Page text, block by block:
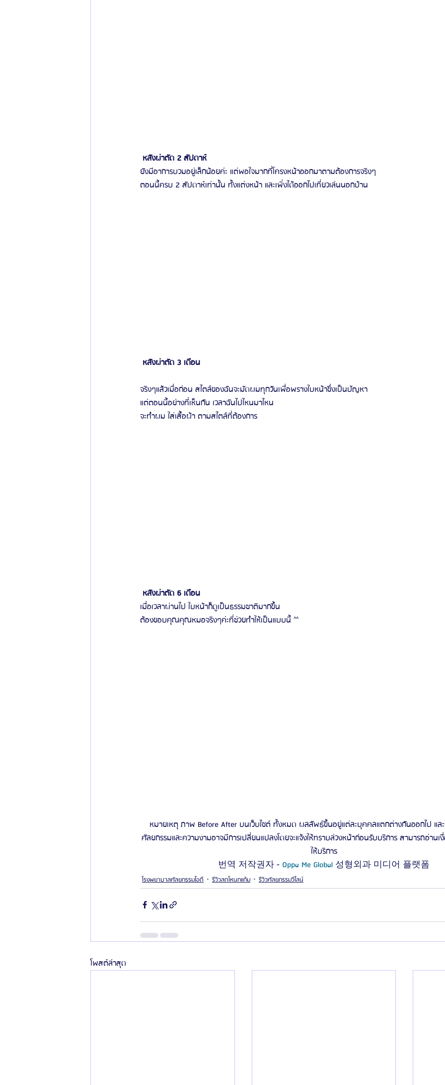
หลังผ่าตัด 2 สัปดาห์
ยังมีอาการบวมอยู่เล็กน้อยค่ะ แต่พอใจมากที่โครงหน้าออกมาตามต้องการจริงๆ
ตอนนี้ครบ 2 สัปดาห์เท่านั้น ทั้งแต่งหน้า และเพิ่งได้ออกไปเที่ยวเล่นนอกบ้าน
หลังผ่าตัด 3 เดือน
จริงๆแล้วเมื่อก่อน สไตล์ของฉันจะมัดผมทุกวันเพื่อพรางใบหน้าซึ่งเป็นปัญหา
แต่ตอนนี้อย่างที่เห็นกัน เวลาฉันไปไหนมาไหน
จะทำผม ใส่เสื้อผ้า ตามสไตล์ที่ต้องการ
หลังผ่าตัด 6 เดือน
เมื่อเวลาผ่านไป ใบหน้าก็ดูเป็นธรรมชาติมากขึ้น
ต้องขอบคุณคุณหมอจริงๆค่ะที่ช่วยทำให้เป็นแบบนี้ ^^
หมายเหตุ ภาพ Before After บนเว็บไซต์ ทั้งหมด ผลลัพธ์ขึ้นอยู่แต่ละบุคคลแตกต่างกันออกไป และ
ศัลยกรรมและความงามอาจมีการเปลี่ยนแปลงโดยจะแจ้งให้ทราบล่วงหน้าก่อนรับบริการ สามารถอ่านเงื่
ให้บริการ
번역 저작권자 - Oppa Me Global 성형외과 미디어 플랫폼
โรงพยาบาลศัลยกรรมไอดี รีวิวลดโหนกแก้ม รีวิวศัลยกรรมวีไลน์
โพสต์ล่าสุด